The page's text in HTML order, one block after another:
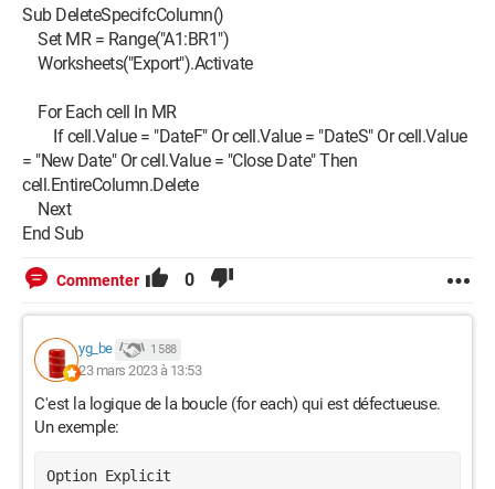
Sub DeleteSpecifcColumn()
Set MR = Range("A1:BR1")
Worksheets("Export").Activate
For Each cell In MR
If cell.Value = "DateF" Or cell.Value = "DateS" Or cell.Value
= "New Date" Or cell.Value = "Close Date" Then
cell.EntireColumn.Delete
Next
End Sub
Commenter 0
yg_be 1 588
23 mars 2023 à 13:53
C'est la logique de la boucle (for each) qui est défectueuse.
Un exemple:
Option Explicit